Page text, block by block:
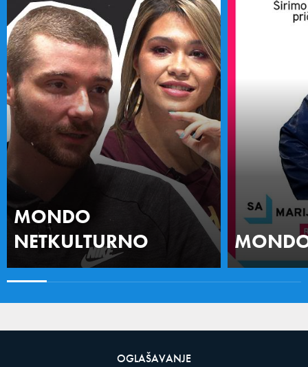
MONDO
NETKULTURNO
OGLAŠAVANJE